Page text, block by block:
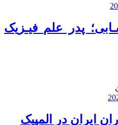
پدر علم فیـزیک
ایران در المپیک